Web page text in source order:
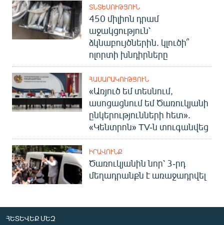
«Ազատության» բոլոր կայքերը
ՏՆՏԵՍՈՒԹՅՈՒՆ
450 միլիոն դրամ
աջակցություն՝
ձկնաբույծներին. կլուծի՞
ոլորտի խնդիրները
ՀԱՍԱՐԱԿՈՒԹՅՈՒՆ
«Առյուծ եմ տեսնում,
ասոցացնում եմ Ծառուկյանի
ընկերությունների հետ».
«Կենտրոն» TV-ն տուգանվեց
ԻՐԱՎՈՒՆՔ
Ծառուկյանին նոր՝ 3-րդ
մեղադրանքն է առաջադրվել
ՀԵՏԵՎԵՔ ՄԵԶ